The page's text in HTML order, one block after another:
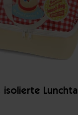
isolierte